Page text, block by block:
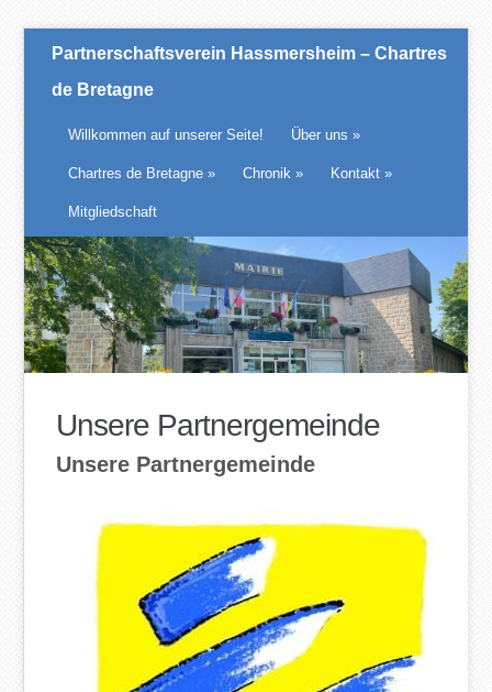
Partnerschaftsverein Hassmersheim – Chartres
de Bretagne
Willkommen auf unserer Seite! Über uns »
Chartres de Bretagne » Chronik » Kontakt »
Mitgliedschaft
Unsere Partnergemeinde
Unsere Partnergemeinde